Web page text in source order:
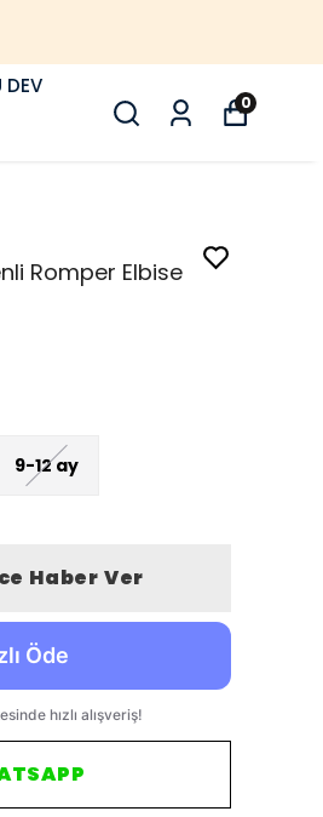
DEV
0
Romper Elbise
9-12 ay
Haber Ver